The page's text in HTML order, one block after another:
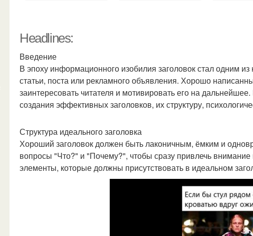
Headlines:
Введение
В эпоху информационного изобилия заголовок стал одним
статьи, поста или рекламного объявления. Хорошо
заинтересовать читателя и мотивировать его на
создания эффективных заголовков, их структуру,
Структура идеального заголовка
Хороший заголовок должен быть лаконичным, ёмким и
вопросы "Что?" и "Почему?", чтобы сразу привлечь
элементы, которые должны присутствовать в идеальном